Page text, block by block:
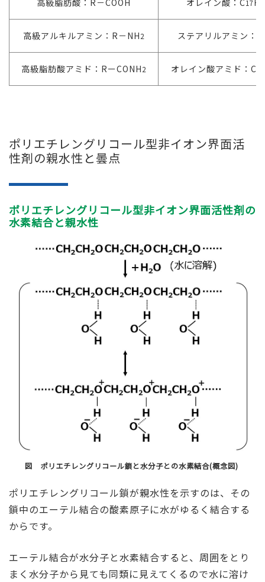
高級脂肪酸：R－COOH オレイン酸：C17 H
高級アルキルアミン：R－NH2 ステアリルアミン：C
高級脂肪酸アミド：RーCONH2 オレイン酸アミド：C
ポリエチレングリコール型非イオン界面活
性剤の親水性と曇点
ポリエチレングリコール型非イオン界面活性剤の
水素結合と親水性
図 ポリエチレングリコール鎖と水分子との水素結合(概念図)
ポリエチレングリコール鎖が親水性を示すのは、その
鎖中のエーテル結合の酸素原子に水がゆるく結合する
からです。
エーテル結合が水分子と水素結合すると、周囲をとり
まく水分子から見ても同類に見えてくるので水に溶け